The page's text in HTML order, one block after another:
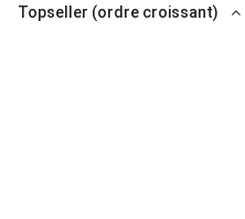
Topseller (ordre croissant)